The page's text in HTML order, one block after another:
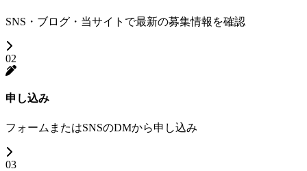
SNS・ブログ・当サイトで最新の募集情報を確認
02
申し込み
フォームまたはSNSのDMから申し込み
03